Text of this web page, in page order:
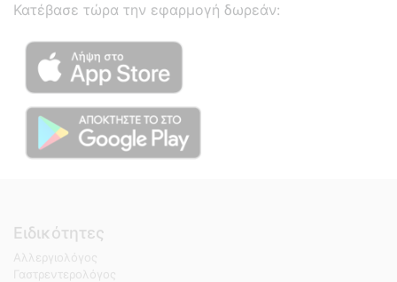
Κατέβασε τώρα την εφαρμογή δωρεάν:
Ειδικότητες
Αλλεργιολόγος
Γαστρεντερολόγος